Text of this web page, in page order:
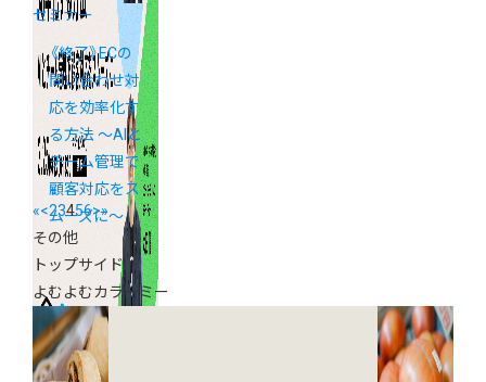
セミナー
《終了》ECの
問い合わせ対
応を効率化す
る方法 ～AIと
チーム管理で
顧客対応をス
ムーズに～
«<23456>»
その他
トップサイド
よむよむカラーミー